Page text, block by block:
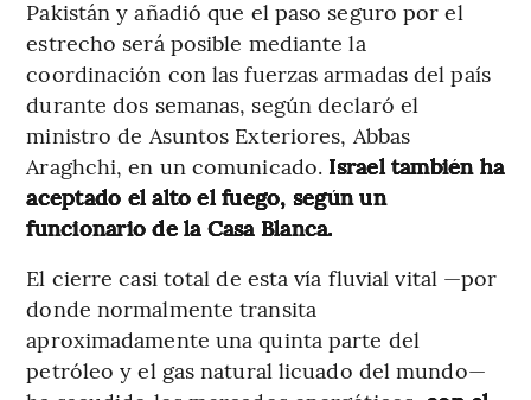
Pakistán y añadió que el paso seguro por el
estrecho será posible mediante la
coordinación con las fuerzas armadas del país
durante dos semanas, según declaró el
ministro de Asuntos Exteriores, Abbas
Araghchi, en un comunicado. Israel también ha
aceptado el alto el fuego, según un
funcionario de la Casa Blanca.
El cierre casi total de esta vía fluvial vital —por
donde normalmente transita
aproximadamente una quinta parte del
petróleo y el gas natural licuado del mundo—